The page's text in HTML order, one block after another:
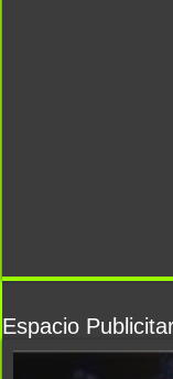
Espacio